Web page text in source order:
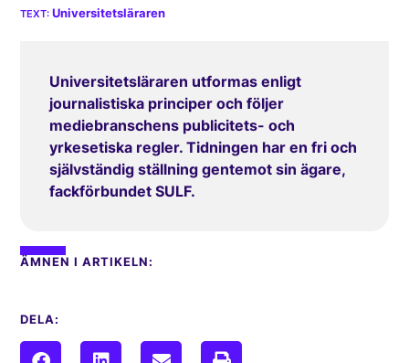
Universitetsläraren
Universitetsläraren utformas enligt
journalistiska principer och följer
mediebranschens publicitets- och
yrkesetiska regler. Tidningen har en fri och
självständig ställning gentemot sin ägare,
fackförbundet SULF.
ÄMNEN I ARTIKELN:
DELA: